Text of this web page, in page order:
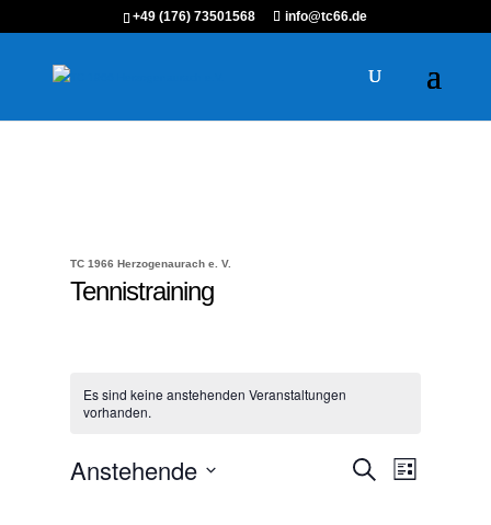
+49 (176) 73501568 info@tc66.de
TC 1966 Herzogenaurach e. V.
Tennistraining
Es sind keine anstehenden Veranstaltungen
vorhanden.
Veranstaltungen
Suche
Suche
Ansichten-
Liste
Anstehende